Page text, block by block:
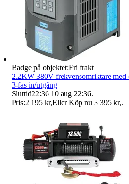
Badge på objektet:Fri frakt
2.2KW 380V frekvensomriktare med
3-fas in/utgång
Sluttid22:36 10 aug 22:36.
Pris:2 195 kr,Eller Köp nu 3 395 kr,.